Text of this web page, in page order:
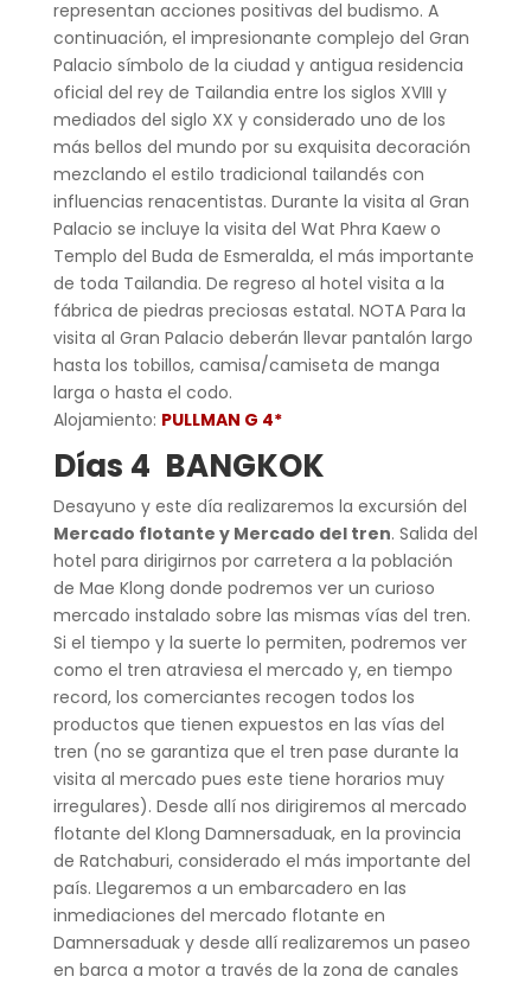
representan acciones positivas del budismo. A
continuación, el impresionante complejo del Gran
Palacio símbolo de la ciudad y antigua residencia
oficial del rey de Tailandia entre los siglos XVIII y
mediados del siglo XX y considerado uno de los
más bellos del mundo por su exquisita decoración
mezclando el estilo tradicional tailandés con
influencias renacentistas. Durante la visita al Gran
Palacio se incluye la visita del Wat Phra Kaew o
Templo del Buda de Esmeralda, el más importante
de toda Tailandia. De regreso al hotel visita a la
fábrica de piedras preciosas estatal. NOTA Para la
visita al Gran Palacio deberán llevar pantalón largo
hasta los tobillos, camisa/camiseta de manga
larga o hasta el codo.
Alojamiento: PULLMAN G 4*
Días 4 BANGKOK
Desayuno y este día realizaremos la excursión del
Mercado flotante y Mercado del tren. Salida del
hotel para dirigirnos por carretera a la población
de Mae Klong donde podremos ver un curioso
mercado instalado sobre las mismas vías del tren.
Si el tiempo y la suerte lo permiten, podremos ver
como el tren atraviesa el mercado y, en tiempo
record, los comerciantes recogen todos los
productos que tienen expuestos en las vías del
tren (no se garantiza que el tren pase durante la
visita al mercado pues este tiene horarios muy
irregulares). Desde allí nos dirigiremos al mercado
flotante del Klong Damnersaduak, en la provincia
de Ratchaburi, considerado el más importante del
país. Llegaremos a un embarcadero en las
inmediaciones del mercado flotante en
Damnersaduak y desde allí realizaremos un paseo
en barca a motor a través de la zona de canales